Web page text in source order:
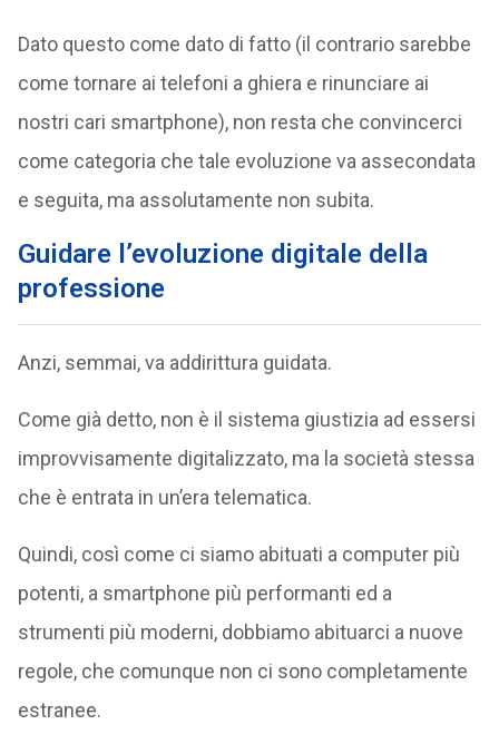
Dato questo come dato di fatto (il contrario sarebbe
come tornare ai telefoni a ghiera e rinunciare ai
nostri cari smartphone), non resta che convincerci
come categoria che tale evoluzione va assecondata
e seguita, ma assolutamente non subita.
Guidare l’evoluzione digitale della
professione
Anzi, semmai, va addirittura guidata.
Come già detto, non è il sistema giustizia ad essersi
improvvisamente digitalizzato, ma la società stessa
che è entrata in un’era telematica.
Quindi, così come ci siamo abituati a computer più
potenti, a smartphone più performanti ed a
strumenti più moderni, dobbiamo abituarci a nuove
regole, che comunque non ci sono completamente
estranee.